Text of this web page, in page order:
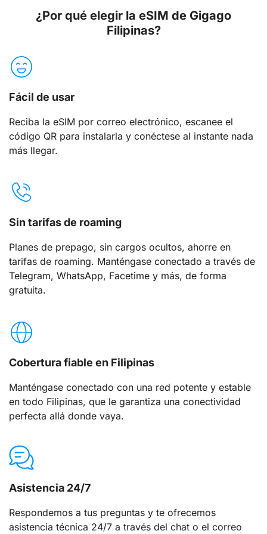
¿Por qué elegir la eSIM de Gigago
Filipinas?
Fácil de usar
Reciba la eSIM por correo electrónico, escanee el
código QR para instalarla y conéctese al instante nada
más llegar.
Sin tarifas de roaming
Planes de prepago, sin cargos ocultos, ahorre en
tarifas de roaming. Manténgase conectado a través de
Telegram, WhatsApp, Facetime y más, de forma
gratuita.
Cobertura fiable en Filipinas
Manténgase conectado con una red potente y estable
en todo Filipinas, que le garantiza una conectividad
perfecta allá donde vaya.
Asistencia 24/7
Respondemos a tus preguntas y te ofrecemos
asistencia técnica 24/7 a través del chat o el correo